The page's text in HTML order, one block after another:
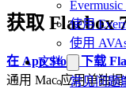
使用
使用
文档
常见问题
获取 Flacbox
在 App Store 下载
通用 Mac 应用单独